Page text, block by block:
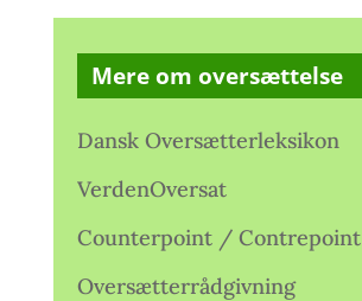
Mere om oversættelse
Dansk Oversætterleksikon
VerdenOversat
Counterpoint / Contrepoint
Oversætterrådgivning